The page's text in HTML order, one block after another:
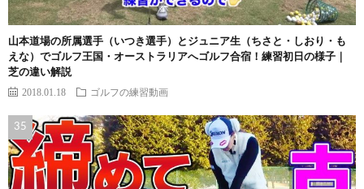
山本道場の所属選手（いつき選手）とジュニア生（ちさと・しおり・も
えな）でゴルフ王国・オーストラリアへゴルフ合宿！練習初日の様子｜
芝の違い解説
2018.01.18 ゴルフの練習動画